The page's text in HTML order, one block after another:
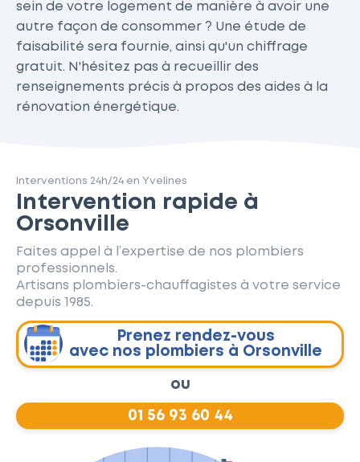
sein de votre logement de manière à avoir une
autre façon de consommer ? Une étude de
faisabilité sera fournie, ainsi qu'un chiffrage
gratuit. N'hésitez pas à recueillir des
renseignements précis à propos des aides à la
rénovation énergétique.
Interventions 24h/24 en Yvelines
Intervention rapide à
Orsonville
Faites appel à l’expertise de nos plombiers
professionnels.
Artisans plombiers-chauffagistes à votre service
depuis 1985.
Prenez rendez-vous
avec nos plombiers à Orsonville
ou
01 56 93 60 44